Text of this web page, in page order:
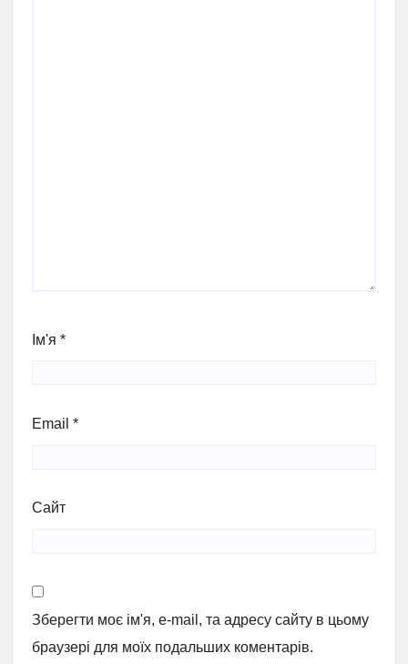
Ім'я *
Email *
Сайт
Зберегти моє ім'я, e-mail, та адресу сайту в цьому
браузері для моїх подальших коментарів.